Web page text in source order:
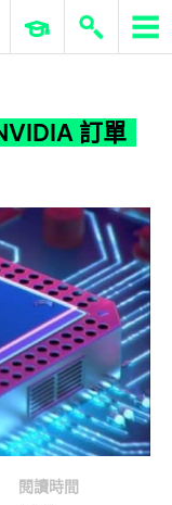
ERP 與商業 AI
訂單
閱讀時間